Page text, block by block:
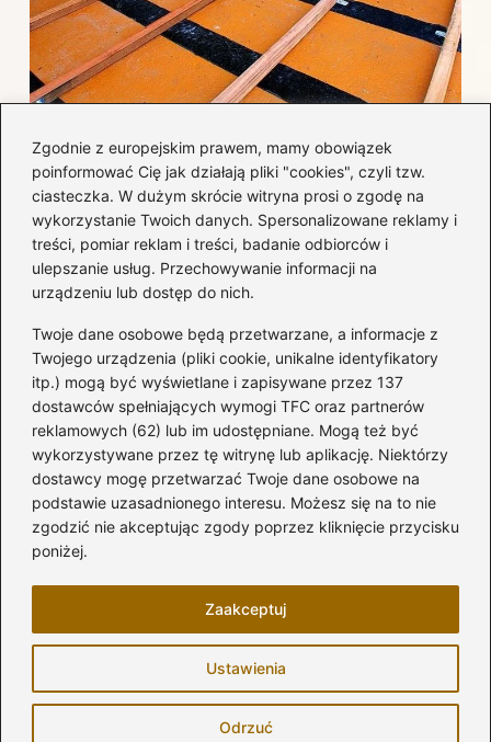
Zgodnie z europejskim prawem, mamy obowiązek
poinformować Cię jak działają pliki "cookies", czyli tzw.
ciasteczka. W dużym skrócie witryna prosi o zgodę na
wykorzystanie Twoich danych. Spersonalizowane reklamy i
treści, pomiar reklam i treści, badanie odbiorców i
ulepszanie usług. Przechowywanie informacji na
urządzeniu lub dostęp do nich.
Twoje dane osobowe będą przetwarzane, a informacje z
Twojego urządzenia (pliki cookie, unikalne identyfikatory
itp.) mogą być wyświetlane i zapisywane przez 137
dostawców spełniających wymogi TFC oraz partnerów
reklamowych (62) lub im udostępniane. Mogą też być
wykorzystywane przez tę witrynę lub aplikację. Niektórzy
dostawcy mogę przetwarzać Twoje dane osobowe na
podstawie uzasadnionego interesu. Możesz się na to nie
zgodzić nie akceptując zgody poprzez kliknięcie przycisku
poniżej.
Ustawienia
Odrzuć
Zaakceptuj
Jak efektywnie wykończyć taras
betonowy, by uniknąć najczęstszych
błędów i kosztów?
Kategorie
Aranżacja wnętrz (282)
Dom(171)
Innowacje(10)
Kuchnia(32)
Łazienka(43)
Meble i elektronika(74)
Ogród(81)
Remont(17)
Copyright © 2026 modelarskie.pl
Zasady użytkowania
Napisz do nas